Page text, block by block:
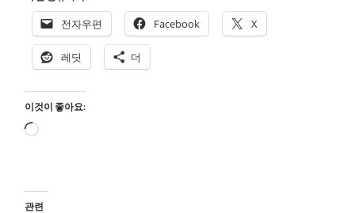
전자우편 Facebook X
레딧 더
이것이 좋아요:
로
관련